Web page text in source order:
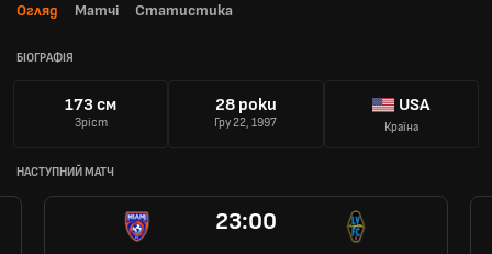
Огляд Матчі Статистика
БІОГРАФІЯ
173 см
Зріст
28 роки
Гру 22, 1997
USA
Країна
НАСТУПНИЙ МАТЧ
23:00